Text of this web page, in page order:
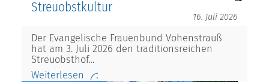
Streuobstkultur
16. Juli 2026
Der Evangelische Frauenbund Vohenstrauß
hat am 3. Juli 2026 den traditionsreichen
Streuobsthof…
Weiterlesen